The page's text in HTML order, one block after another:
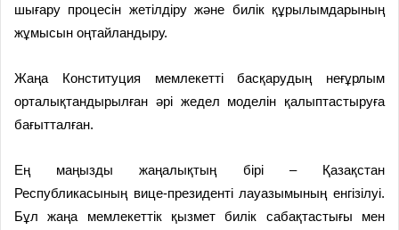
шығару процесін жетілдіру және билік құрылымдарының
жұмысын оңтайландыру.
Жаңа Конституция мемлекетті басқарудың неғұрлым
орталықтандырылған әрі жедел моделін қалыптастыруға
бағытталған.
Ең маңызды жаңалықтың бірі – Қазақстан
Республикасының вице-президенті лауазымының енгізілуі.
Бұл жаңа мемлекеттік қызмет билік сабақтастығы мен